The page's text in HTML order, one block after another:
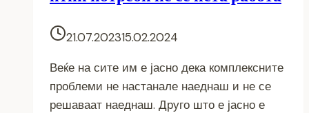
21.07.202315.02.2024
Веќе на сите им е јасно дека комплексните
проблеми не настанале наеднаш и не се
решаваат наеднаш. Друго што е јасно е